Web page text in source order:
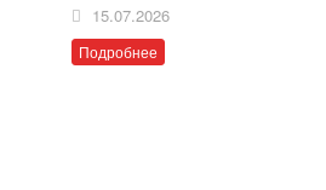
15.07.2026
Подробнее